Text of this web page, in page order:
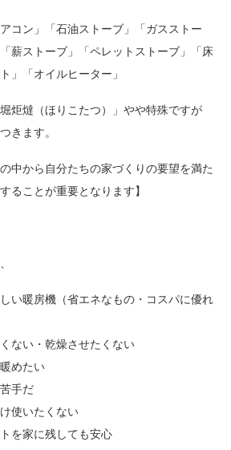
コン」「石油ストーブ」「ガスストー
薪ストーブ」「ペレットストーブ」「床
」「オイルヒーター」
炬燵（ほりこたつ）」やや特殊ですが
きます。
中から自分たちの家づくりの要望を満た
ることが重要となります】
い暖房機（省エネなもの・コスパに優れ
ない・乾燥させたくない
めたい
手だ
使いたくない
を家に残しても安心